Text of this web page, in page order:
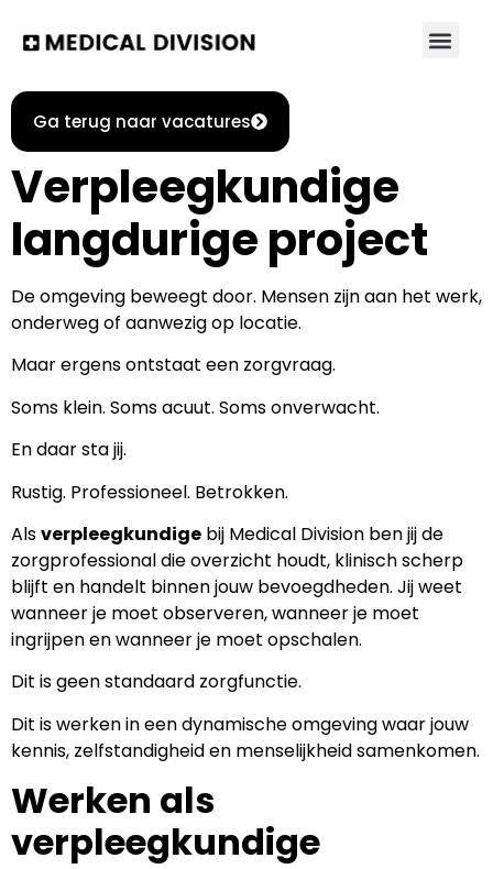
Ga terug naar vacatures
Verpleegkundige
langdurige project
De omgeving beweegt door. Mensen zijn aan het werk,
onderweg of aanwezig op locatie.
Maar ergens ontstaat een zorgvraag.
Soms klein. Soms acuut. Soms onverwacht.
En daar sta jij.
Rustig. Professioneel. Betrokken.
Alsverpleegkundige bij Medical Division ben jij de
zorgprofessional die overzicht houdt, klinisch scherp
blijft en handelt binnen jouw bevoegdheden. Jij weet
wanneer je moet observeren, wanneer je moet
ingrijpen en wanneer je moet opschalen.
Dit is geen standaard zorgfunctie.
Dit is werken in een dynamische omgeving waar jouw
kennis, zelfstandigheid en menselijkheid samenkomen.
Werken als
verpleegkundige